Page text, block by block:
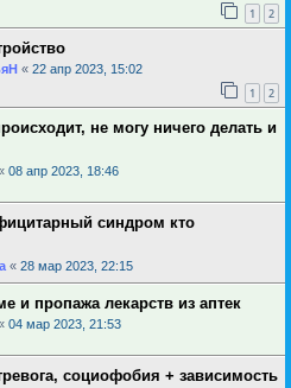
1 2
« 22 апр 2023, 15:02
1 2
не могу ничего делать и
08 апр 2023, 18:46
синдром кто
« 28 мар 2023, 22:15
и пропажа лекарств из аптек
04 мар 2023, 21:53
социофобия + зависимость